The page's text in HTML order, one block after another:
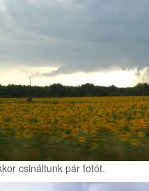
csináltunk pár fotót.